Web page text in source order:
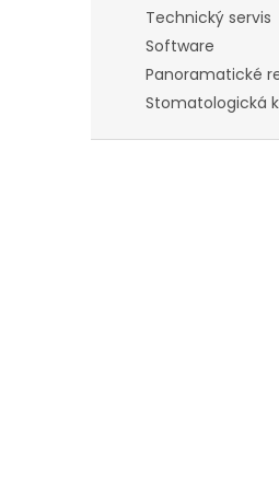
Technický servis
Software
Panoramatické
Stomatologická